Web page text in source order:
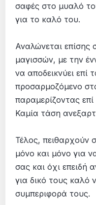
σαφές στο μυαλό
για το καλό του.
Αναλώνεται επίσης
μαγισσών, με την
να αποδεικνύει επί
προσαρμοζόμενο
παραμερίζοντας
Καμία τάση
Τέλος, πειθαρχούν
μόνο και μόνο για
σας και όχι επειδή
για δικό τους καλό
συμπεριφορά τους.